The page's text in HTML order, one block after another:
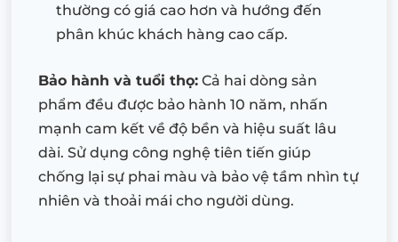
thường có giá cao hơn và hướng đến
phân khúc khách hàng cao cấp.
Bảo hành và tuổi thọ: Cả hai dòng sản
phẩm đều được bảo hành 10 năm, nhấn
mạnh cam kết về độ bền và hiệu suất lâu
dài. Sử dụng công nghệ tiên tiến giúp
chống lại sự phai màu và bảo vệ tầm nhìn tự
nhiên và thoải mái cho người dùng.